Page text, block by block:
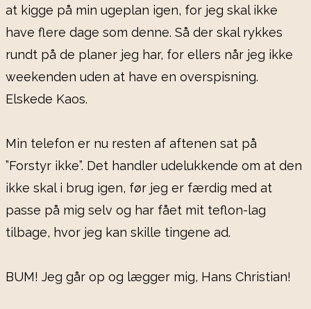
at kigge på min ugeplan igen, for jeg skal ikke
have flere dage som denne. Så der skal rykkes
rundt på de planer jeg har, for ellers når jeg ikke
weekenden uden at have en overspisning.
Elskede Kaos.
Min telefon er nu resten af aftenen sat på
”Forstyr ikke”. Det handler udelukkende om at den
ikke skal i brug igen, før jeg er færdig med at
passe på mig selv og har fået mit teflon-lag
tilbage, hvor jeg kan skille tingene ad.
BUM! Jeg går op og lægger mig, Hans Christian!